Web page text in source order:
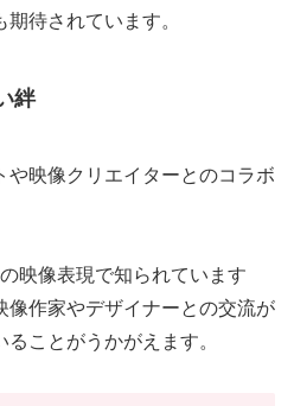
待されています。
絆
や映像クリエイターとのコラボ
映像表現で知られています
像作家やデザイナーとの交流が
ことがうかがえます。